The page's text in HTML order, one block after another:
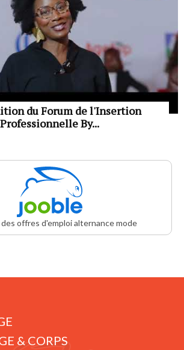
du Forum de l'Insertion
Professionnelle By...
offres d'emploi alternance mode
& CORPS